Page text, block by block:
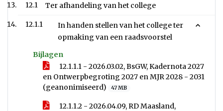
12.1 Ter afhandeling van het college
12.1.1
In handen stellen van het college ter
opmaking van een raadsvoorstel
Bijlagen
12.1.1.1 - 2026.03.02, BsGW, Kadernota 2027
en Ontwerpbegroting 2027 en MJR 2028 - 2031
(geanonimiseerd)
47 MB
12.1.1.2 - 2026.04.09, RD Maasland,